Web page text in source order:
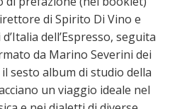
di Spirito Di Vino e
dell’Espresso, seguita
da Marino Severini dei
sesto album di studio della
un viaggio ideale nel